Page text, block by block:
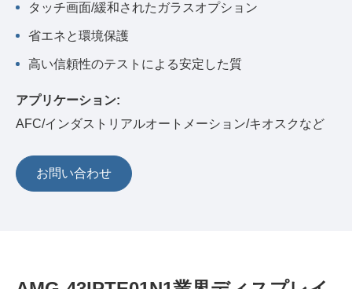
タッチ画面/緩和されたガラスオプション
省エネと環境保護
高い信頼性のテストによる安定した質
アプリケーション:
AFC/インダストリアルオートメーション/キオスクなど
お問い合わせ